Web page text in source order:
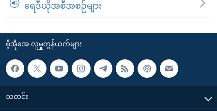
ရေဒီယိုအစီအစဉ်များ
ဗွီအိုအေ လူမှုကွန်ယက်များ
သတင်း